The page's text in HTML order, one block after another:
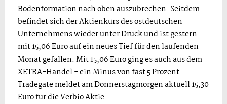
Bodenformation nach oben auszubrechen. Seitdem
befindet sich der Aktienkurs des ostdeutschen
Unternehmens wieder unter Druck und ist gestern
mit 15,06 Euro auf ein neues Tief für den laufenden
Monat gefallen. Mit 15,06 Euro ging es auch aus dem
XETRA-Handel - ein Minus von fast 5 Prozent.
Tradegate meldet am Donnerstagmorgen aktuell 15,30
Euro für die Verbio Aktie.